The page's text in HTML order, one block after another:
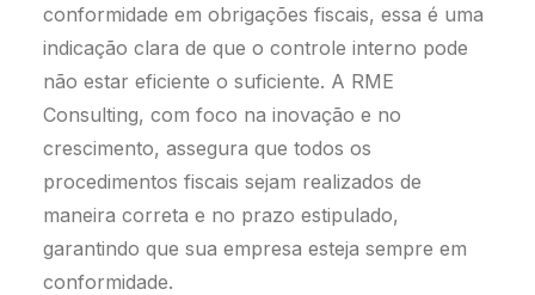
conformidade em obrigações fiscais, essa é uma
indicação clara de que o controle interno pode
não estar eficiente o suficiente. A RME
Consulting, com foco na inovação e no
crescimento, assegura que todos os
procedimentos fiscais sejam realizados de
maneira correta e no prazo estipulado,
garantindo que sua empresa esteja sempre em
conformidade.